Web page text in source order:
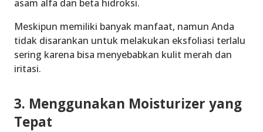
asam alfa dan beta hidroksi.
Meskipun memiliki banyak manfaat, namun Anda
tidak disarankan untuk melakukan eksfoliasi terlalu
sering karena bisa menyebabkan kulit merah dan
iritasi.
3. Menggunakan Moisturizer yang
Tepat